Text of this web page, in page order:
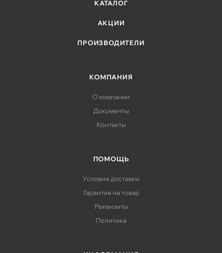
КАТАЛОГ
АКЦИИ
ПРОИЗВОДИТЕЛИ
КОМПАНИЯ
О компании
Документы
Контакты
ПОМОЩЬ
Условия доставки
Гарантия на товар
Реквизиты
Политика